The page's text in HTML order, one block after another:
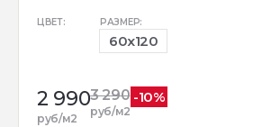
ЦВЕТ: РАЗМЕР:
60x120
2 990
руб/м2
3 290
руб/м2
-10%